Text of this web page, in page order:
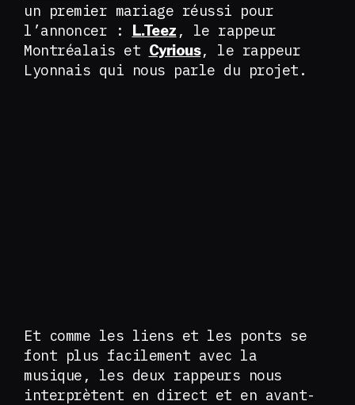
un premier mariage réussi pour
l’annoncer :
L.Teez , le rappeur
Montréalais et Cyrious, le rappeur
Lyonnais qui nous parle du projet.
Et comme les liens et les ponts se
font plus facilement avec la
musique, les deux rappeurs nous
interprètent en direct et en avant-